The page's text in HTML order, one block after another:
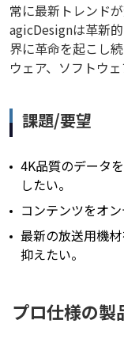
常に最新トレンド
agicDesignは革新
界に革命を起こし
ウェア、ソフトウ
課題/要望
4K品質のデータ
したい。
コンテンツをオ
最新の放送用機
抑えたい。
プロ仕様の製